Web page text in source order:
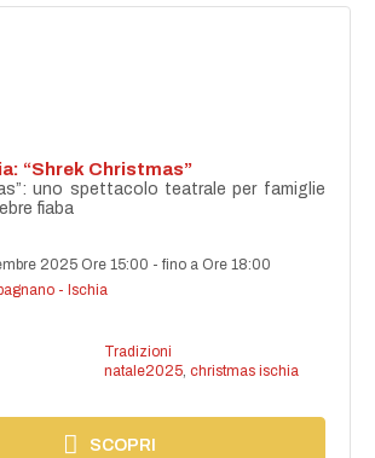
“Shrek Christmas”
uno spettacolo teatrale per famiglie
fiaba
2025 Ore 15:00 -fino a Ore 18:00
- Ischia
Tradizioni
natale2025, christmas ischia
SCOPRI